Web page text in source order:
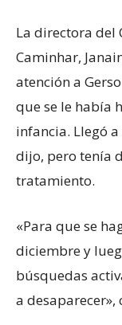
La directora del
Caminhar,
atención a
que se le había
infancia. Llegó
dijo, pero tenía
tratamiento.
«Para que se
diciembre y
búsquedas
a desaparecer»,